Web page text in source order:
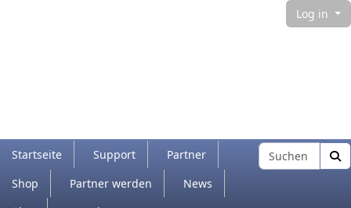
Log in
Navigation and related functionality and
Startseite Support
Partner
Shop
Partner werden
News
Find